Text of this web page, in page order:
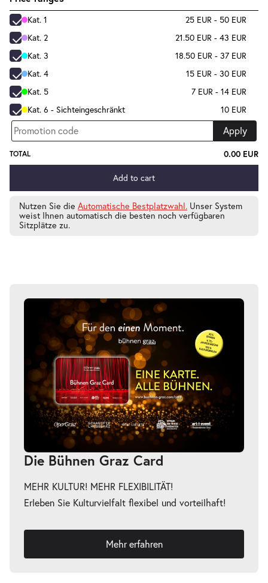
Kat. 1
25 EUR - 50 EUR
Kat. 2
21.50 EUR - 43 EUR
Kat. 3
18.50 EUR - 37 EUR
Kat. 4
15 EUR - 30 EUR
Kat. 5
7 EUR - 14 EUR
Kat. 6 - Sichteingeschränkt
10 EUR
Apply
TOTAL 0.00 EUR
Add to cart
Nutzen Sie die Automatische Bestplatzwahl. Unser System
weist Ihnen automatisch die besten noch verfügbaren
Sitzplätze zu.
Die Bühnen Graz Card
MEHR KULTUR! MEHR FLEXIBILITÄT!
Erleben Sie Kulturvielfalt flexibel und vorteilhaft!
Mehr erfahren